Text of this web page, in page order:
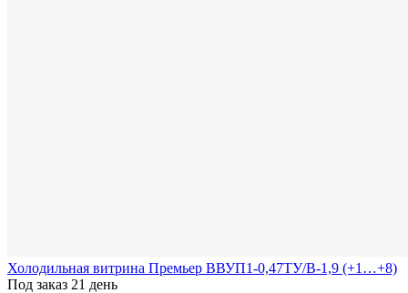
Холодильная витрина Премьер ВВУП1-0,47ТУ/В-1,9 (+1…+8)
Под заказ 21 день